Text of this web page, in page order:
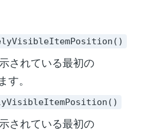
されている最初の
。
されている最初の